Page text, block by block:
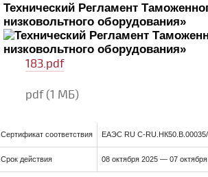
Технический Регламент
низковольтного оборудования»
183.pdf
pdf(1 МБ)
Сертификат соответствия ЕАЭС RU C-
Срок действия 08 октября 2025 — 07